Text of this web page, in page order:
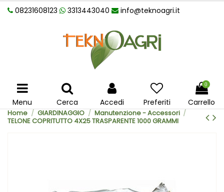
08231608123 3313443040 info@teknoagri.it
Menu Cerca Accedi Preferiti
0
Carrello
Home GIARDINAGGIO
Manutenzione - Accessori
TELONE COPRITUTTO 4X25 TRASPARENTE 1000 GRAMMI